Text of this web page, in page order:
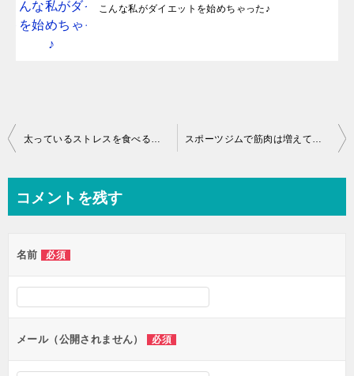
こんな私がダイエットを始めちゃった♪
投
ビ
ー
シ
ン
太っているストレスを食べることで解消・・・ スポーツジムで筋肉は増えているんですが・・・
コメントを残す
名前 必須
メール（公開されません） 必須